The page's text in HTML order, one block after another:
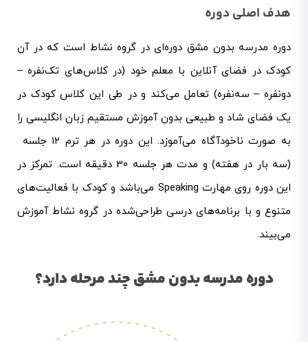
هدف اصلی دوره
دوره مدرسه بدون مشق دوره‌ای در گروه نشاط است که در آن
کودک در فضای آنلاین با معلم خود (در کلاس‌های تک‌نفره –
دو‌نفره – سه‌نفره) تعامل می‌کند و در طی این کلاس کودک در
یک فضای شاد و طبیعی بدون آموزش مستقیم زبان انگلیسی را
به صورت ناخودآگاه می‌آموزد. این دوره در هر ترم ۱۲ جلسه
(سه بار در هفته) و مدت هر جلسه 30 دقیقه است. تمرکز در
این دوره روی مهارت Speaking می‌باشد و کودک با فعالیت‌های
متنوع و با برنامه‌های درسی طراحی‌شده در گروه نشاط آموزش
می‌بیند.
دوره مدرسه بدون مشق چند مرحله دارد؟